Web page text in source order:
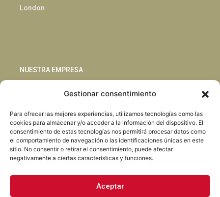
Gestionar consentimiento
Para ofrecer las mejores experiencias, utilizamos tecnologías como las
cookies para almacenar y/o acceder a la información del dispositivo. El
consentimiento de estas tecnologías nos permitirá procesar datos como
el comportamiento de navegación o las identificaciones únicas en este
sitio. No consentir o retirar el consentimiento, puede afectar
negativamente a ciertas características y funciones.
Aceptar
London
NUESTRA EMPRESA
Blog
Habla con nosotros